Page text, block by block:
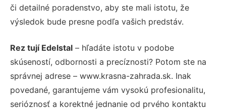
či detailné poradenstvo, aby ste mali istotu, že
výsledok bude presne podľa vašich predstáv.
Rez tují Edelstal – hľadáte istotu v podobe
skúseností, odbornosti a precíznosti? Potom ste na
správnej adrese – www.krasna-zahrada.sk. Inak
povedané, garantujeme vám vysokú profesionalitu,
serióznosť a korektné jednanie od prvého kontaktu